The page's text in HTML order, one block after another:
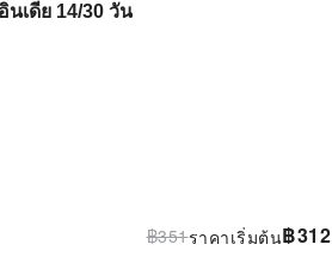
นเดีย 14/30 วัน
฿312
ราคาเริ่มต้น
฿351